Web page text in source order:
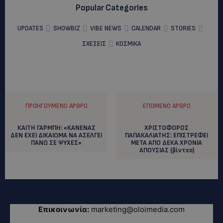
Popular Categories
UPDATES SHOWBIZ VIBE NEWS CALENDAR
STORIES
ΣΧΕΣΕΙΣ
ΚΟΣΜΙΚΑ
ΠΡΟΗΓΟΎΜΕΝΟ ΆΡΘΡΟ
ΚΑΙΤΗ ΓΑΡΜΠΗ: «ΚΑΝΕΝΑΣ
ΔΕΝ ΕΧΕΙ ΔΙΚΑΙΩΜΑ ΝΑ ΑΣΕΛΓΕΙ
ΠΑΝΩ ΣΕ ΨΥΧΕΣ»
ΕΠΌΜΕΝΟ ΆΡΘΡΟ
ΧΡΙΣΤΟΦΟΡΟΣ
ΠΑΠΑΚΑΛΙΑΤΗΣ: EΠΙΣΤΡΕΦΕΙ
ΜΕΤΑ ΑΠΟ ΔΕΚΑ ΧΡΟΝΙΑ
ΑΠΟΥΣΙΑΣ (βίντεο)
Επικοινωνία: marketing@oloimedia.com